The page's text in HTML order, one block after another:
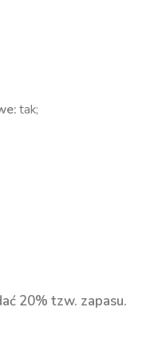
tak;
20% tzw. zapasu.